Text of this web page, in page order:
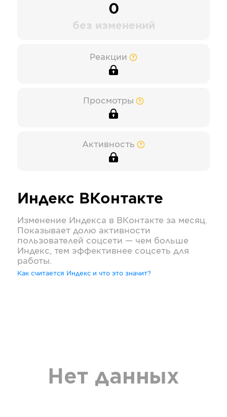
0
без изменений
Реакции
Просмотры
Активность
Индекс ВКонтакте
Изменение Индекса в ВКонтакте за месяц.
Показывает долю активности
пользователей соцсети — чем больше
Индекс, тем эффективнее соцсеть для
работы.
Как считается Индекс и что это значит?
Нет данных